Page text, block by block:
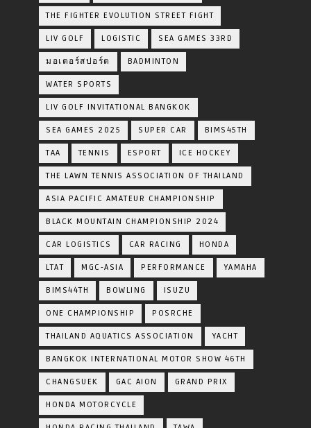
THE FIGHTER EVOLUTION STREET FIGHT
LIV GOLF LOGISTIC SEA GAMES 33RD
มอเตอร์สปอร์ต BADMINTON
WATER SPORTS
LIV GOLF INVITATIONAL BANGKOK
SEA GAMES 2025 SUPER CAR BIMS45TH
TAA TENNIS ESPORT ICE HOCKEY
THE LAWN TENNIS ASSOCIATION OF THAILAND
ASIA PACIFIC AMATEUR CHAMPIONSHIP
BLACK MOUNTAIN CHAMPIONSHIP 2024
CAR LOGISTICS CAR RACING HONDA
LTAT MGC-ASIA PERFORMANCE YAMAHA
BIMS44TH BOWLING ISUZU
ONE CHAMPIONSHIP POSRCHE
THAILAND AQUATICS ASSOCIATION YACHT
BANGKOK INTERNATIONAL MOTOR SHOW 46TH
CHANGSUEK GAC AION GRAND PRIX
HONDA MOTORCYCLE